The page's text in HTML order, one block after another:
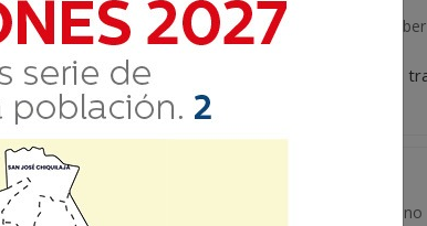
que se siente al sostener unos brazos vacíos tras
el que se siente al sostener unos brazos vacíos
sin embargo, estudios han dado a conocer que